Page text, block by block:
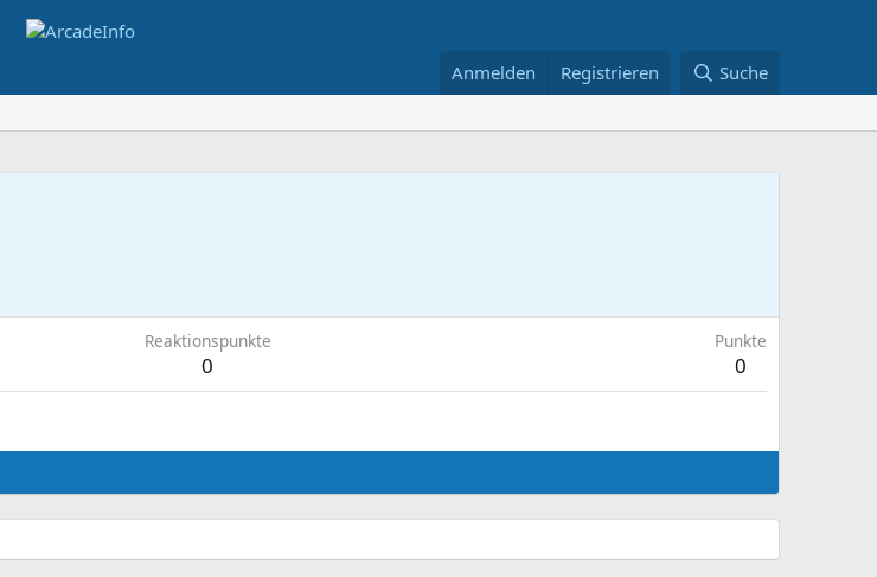
Anmelden Registrieren Suche
Reaktionspunkte
0
Punkte
0